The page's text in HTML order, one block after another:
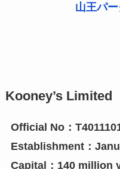
山王パ
Kooney’s Limited
Official No：
Establishment：
Capital：140 million